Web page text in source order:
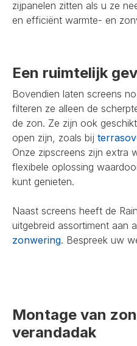
zijpanelen zitten als u ze
en efficiënt warmte- en
Een ruimtelijk
Bovendien laten screens
filteren ze alleen de
de zon. Ze zijn ook
open zijn, zoals bij
Onze zipscreens zijn extra
flexibele oplossing
kunt genieten.
Naast screens heeft de
uitgebreid assortiment aan
zonwering. Bespreek uw
Montage van
verandadak